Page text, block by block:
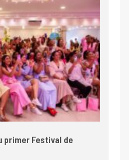
primer Festival de